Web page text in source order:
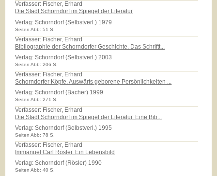
Verfasser: Fischer, Erhard
Die Stadt Schorndorf im Spiegel der Literatur
Verlag:Schorndorf (Selbstverl.) 1979
Seiten Abb: 51 S.
Verfasser: Fischer, Erhard
Bibliographie der Schorndorfer Geschichte. Das Schriftt...
Verlag:Schorndorf (Selbstverl.) 2003
Seiten Abb: 206 S.
Verfasser: Fischer, Erhard
Schorndorfer Köpfe. Auswärts geborene Persönlichkeiten ...
Verlag:Schorndorf (Bacher) 1999
Seiten Abb: 271 S.
Verfasser: Fischer, Erhard
Die Stadt Schorndorf im Spiegel der Literatur. Eine Bib...
Verlag:Schorndorf (Selbstverl.) 1995
Seiten Abb: 78 S.
Verfasser: Fischer, Erhard
Immanuel Carl Rösler. Ein Lebensbild
Verlag:Schorndorf (Rösler) 1990
Seiten Abb: 40 S.